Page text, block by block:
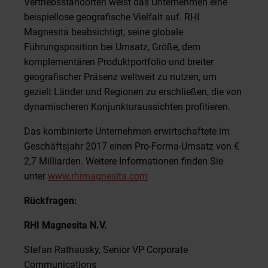
beispiellose geografische Vielfalt auf. RHI
Magnesita beabsichtigt, seine globale
Führungsposition bei Umsatz, Größe, dem
komplementären Produktportfolio und breiter
geografischer Präsenz weltweit zu nutzen, um
gezielt Länder und Regionen zu erschließen, die von
dynamischeren Konjunkturaussichten profitieren.
Das kombinierte Unternehmen erwirtschaftete im
Geschäftsjahr 2017 einen Pro-Forma-Umsatz von €
2,7 Milliarden. Weitere Informationen finden Sie
unter www.rhimagnesita.com
Rückfragen:
RHI Magnesita N.V.
Stefan Rathausky, Senior VP Corporate
Communications